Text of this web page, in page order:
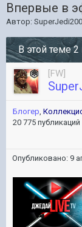
Впервые в
Автор:
В этой теме
[FW]
Блогер,
20 775 публикаций
Опубликовано: 9